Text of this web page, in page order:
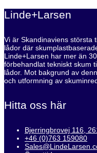
Linde+Larsen
Vi är Skandinaviens största
lådor där
Linde+Larsen har mer än
förbehandlat tekniskt skum
lådor. Mot bakgrund av
och utformning av
Hitta oss här
Bjerringbrovej 116,
+46 (0)763 159080